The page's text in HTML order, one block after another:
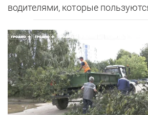
водителями, которые